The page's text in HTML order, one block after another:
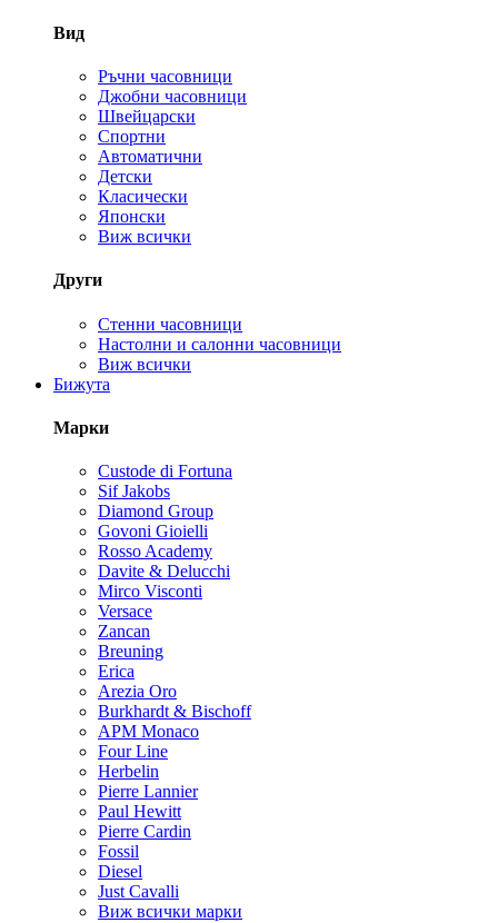
Вид
Ръчни часовници
Джобни часовници
Швейцарски
Спортни
Автоматични
Детски
Класически
Японски
Виж всички
Други
Стенни часовници
Настолни и салонни часовници
Виж всички
Бижута
Марки
Custode di Fortuna
Sif Jakobs
Diamond Group
Govoni Gioielli
Rosso Academy
Davite & Delucchi
Mirco Visconti
Versace
Zancan
Breuning
Erica
Arezia Oro
Burkhardt & Bischoff
APM Monaco
Four Line
Herbelin
Pierre Lannier
Paul Hewitt
Pierre Cardin
Fossil
Diesel
Just Cavalli
Виж всички марки